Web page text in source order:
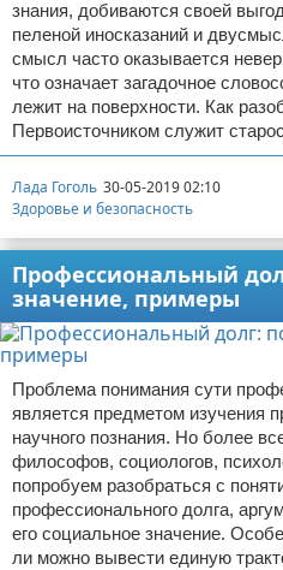
знания, добиваются своей
пеленой иносказаний и
смысл часто оказывается
что означает загадочное
лежит на поверхности. Как
Первоисточником служит
Лада Гоголь 30-05-2019 02:10
Здоровье и безопасность
Профессиональный
значение, примеры
Проблема понимания сути
является предметом изучения
научного познания. Но более
философов, социологов,
попробуем разобраться с
профессионального долга,
его социальное значение.
ли можно вывести единую